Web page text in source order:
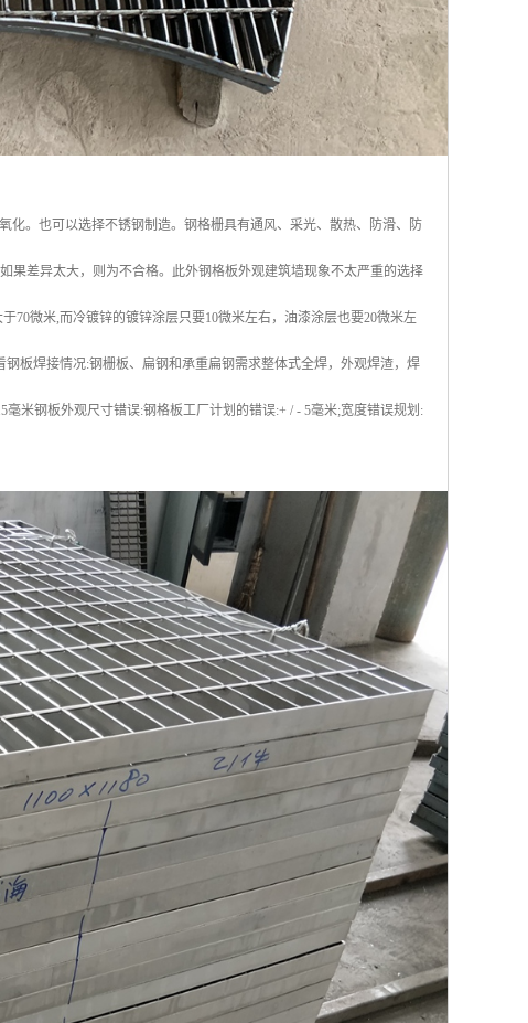
化。也可以选择不锈钢制造。钢格栅具有通风、采光、散热、防滑、防
果差异太大，则为不合格。此外钢格板外观建筑墙现象不太严重的选择
70微米,而冷镀锌的镀锌涂层只要10微米左右，油漆涂层也要20微米左
板焊接情况:钢栅板、扁钢和承重扁钢需求整体式全焊，外观焊渣，焊
米钢板外观尺寸错误:钢格板工厂计划的错误:+ / - 5毫米;宽度错误规划: